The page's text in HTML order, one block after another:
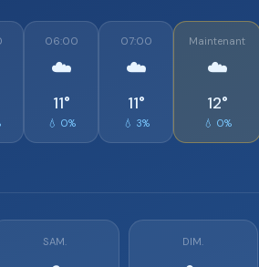
06:00
☁️
11°
💧 0%
07:00
☁️
11°
💧 3%
Maintenant
☁️
12°
💧 0%
SAM. DIM.